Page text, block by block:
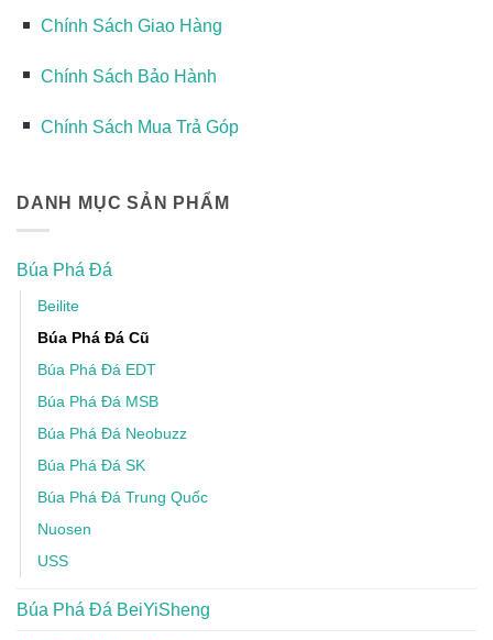
Chính Sách Giao Hàng
Chính Sách Bảo Hành
Chính Sách Mua Trả Góp
DANH MỤC SẢN PHẨM
Búa Phá Đá
Beilite
Búa Phá Đá Cũ
Búa Phá Đá EDT
Búa Phá Đá MSB
Búa Phá Đá Neobuzz
Búa Phá Đá SK
Búa Phá Đá Trung Quốc
Nuosen
USS
Búa Phá Đá BeiYiSheng